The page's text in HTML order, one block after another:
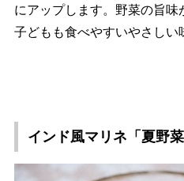
にアップします。野菜の旨味
子どもも食べやすいやさしい
インド風マリネ「夏野